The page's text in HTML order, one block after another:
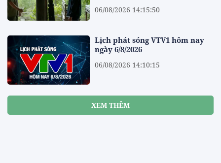
06/08/2026 14:15:50
Lịch phát sóng VTV1 hôm nay
ngày 6/8/2026
06/08/2026 14:10:15
XEM THÊM